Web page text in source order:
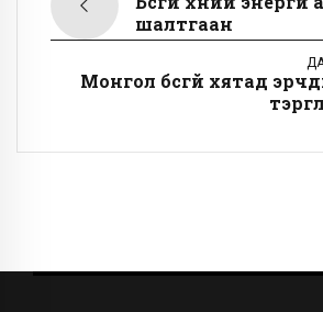
шалтгаан
Монгол бүсгүй хятад